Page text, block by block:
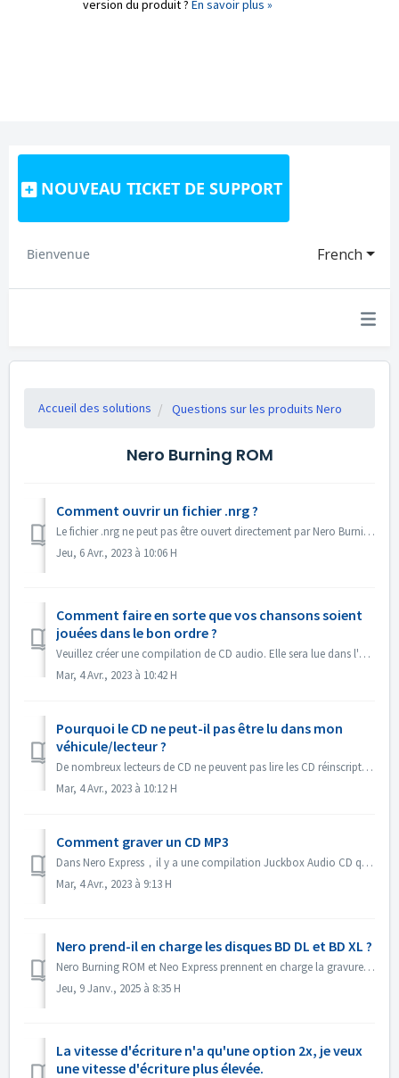
version du produit ? En savoir plus »
NOUVEAU TICKET DE SUPPORT
French
Bienvenue
Accueil des solutions Questions sur les produits Nero
Nero Burning ROM
Comment ouvrir un fichier .nrg ?
Le fichier .nrg ne peut pas être ouvert directement par Nero Burning ROM. Vous pouvez graver votre fichier nrg sur un disque à l'aide de Nero Burning RO...
Jeu, 6 Avr., 2023 à 10:06 H
Comment faire en sorte que vos chansons soient
jouées dans le bon ordre ?
Veuillez créer une compilation de CD audio. Elle sera lue dans l'ordre dans lequel vous avez ajouté les fichiers. Si vous créez une autre compilation, e...
Mar, 4 Avr., 2023 à 10:42 H
Pourquoi le CD ne peut-il pas être lu dans mon
véhicule/lecteur ?
De nombreux lecteurs de CD ne peuvent pas lire les CD réinscriptibles (CD-RW). Vous devez donc utiliser des CD-ROM normaux pour graver des CD audio.
Mar, 4 Avr., 2023 à 10:12 H
Comment graver un CD MP3
Dans Nero Express，il y a une compilation Juckbox Audio CD qui crée un CD avec tous vos fichiers MP3, WMA, ou Nero AAC préférés qui peuvent être lus sur n...
Mar, 4 Avr., 2023 à 9:13 H
Nero prend-il en charge les disques BD DL et BD XL ?
Nero Burning ROM et Neo Express prennent en charge la gravure sur des disques BD DL (50 Go) et BD XL (100 Go et 128 Go). Nero Video prend en charge la grav...
Jeu, 9 Janv., 2025 à 8:35 H
La vitesse d'écriture n'a qu'une option 2x, je veux
une vitesse d'écriture plus élevée.